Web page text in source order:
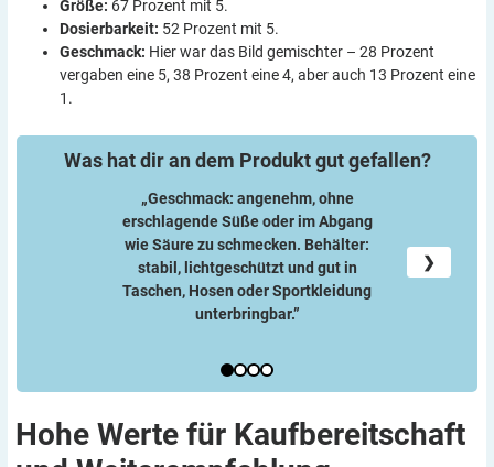
Größe: 67 Prozent mit 5.
Dosierbarkeit: 52 Prozent mit 5.
Geschmack: Hier war das Bild gemischter – 28 Prozent
vergaben eine 5, 38 Prozent eine 4, aber auch 13 Prozent eine
1.
Was hat dir an dem Produkt gutgefallen?
❯
„Geschmack: angenehm, ohne
erschlagende Süße oder im Abgang
wie Säure zu schmecken. Behälter:
stabil, lichtgeschützt und gut in
Taschen, Hosen oder Sportkleidung
unterbringbar.”
Hohe Werte für Kaufbereitschaft